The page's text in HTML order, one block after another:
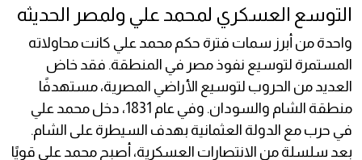
التوسع العسكري لمحمد علي ولمصر الحديثه
واحدة من أبرز سمات فترة حكم محمد علي كانت محاولاته
المستمرة لتوسيع نفوذ مصر في المنطقة. فقد خاض
العديد من الحروب لتوسيع الأراضي المصرية، مستهدفًا
منطقة الشام والسودان. وفي عام 1831، دخل محمد علي
في حرب مع الدولة العثمانية بهدف السيطرة على الشام.
بعد سلسلة من الانتصارات العسكرية، أصبح محمد علي قويًا